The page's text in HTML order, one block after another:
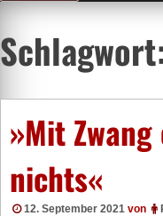
»Mit
nichts«
12. September 2021 von